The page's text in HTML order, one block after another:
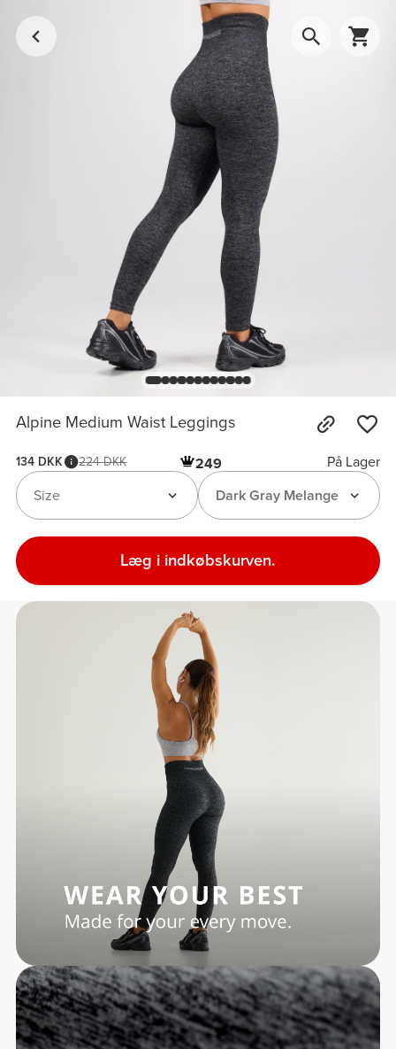
Alpine Medium Waist Leggings
134 DKK 224 DKK 249
På Lager
Dark Gray Melange
Size
Læg i indkøbskurven.